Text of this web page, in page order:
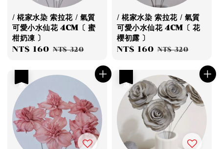
/ 椛家水染 索拉花 / 氣質
可愛小水仙花 4CM〔 蜜
柑奶凍 〕
Sale
NT$ 160 Regular
NT$ 320
/ 椛家水染 索拉花 / 氣質
可愛小水仙花 4CM〔 花
櫻初露 〕
Sale
NT$ 160 Regular
NT$ 320